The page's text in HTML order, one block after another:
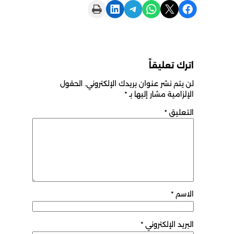
Share on Facebook
Share on X
Share on WhatsApp
Share on Telegram
Share on LinkedIn
Print this Page
اترك تعليقاً
لن يتم نشر عنوان بريدك الإلكتروني. الحقول
الإلزامية مشار إليها بـ*
التعليق *
الاسم *
البريد الإلكتروني *